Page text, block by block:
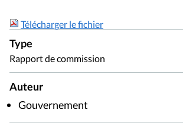
Télécharger le fichier
Type
Rapport de commission
Auteur
Gouvernement